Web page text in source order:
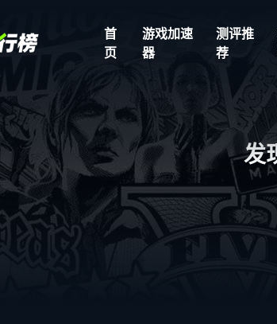
首
页
游戏加速
器
测评推
荐
发